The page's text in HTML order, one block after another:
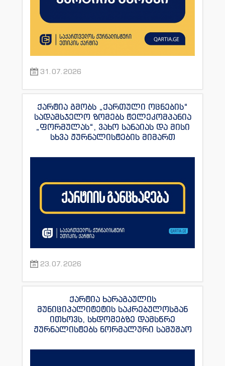
31.07.2026
ქარტია გმობს „ქართული ოცნების“
სადამსჯელო ზომებს ტელეკომპანია
„ფორმულას“, ვახო სანაიას და მისი
სხვა ჟურნალისტების მიმართ
23.07.2026
ქარტია ხარაგაულის
მუნიციპალიტეტის საკრებულოსგან
ითხოვს, სხდომებზე დამსწრე
ჟურნალისტებს ნორმალური სამუშაო